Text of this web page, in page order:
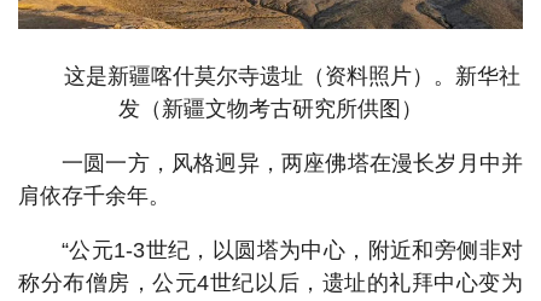
这是新疆喀什莫尔寺遗址（资料照片）。新华社
发（新疆文物考古研究所供图）
一圆一方，风格迥异，两座佛塔在漫长岁月中并
肩依存千余年。
“公元1-3世纪，以圆塔为中心，附近和旁侧非对
称分布僧房，公元4世纪以后，遗址的礼拜中心变为